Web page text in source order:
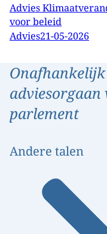
Advies
voor beleid
Advies21-05-2026
adviesorgaan
parlement
Andere talen